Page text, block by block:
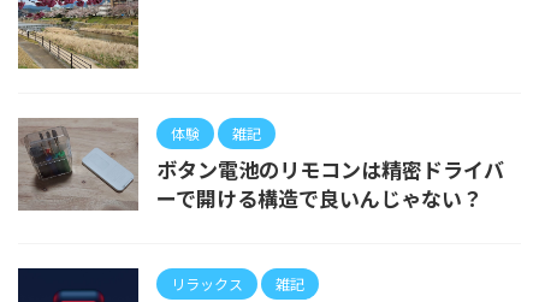
体験 雑記
ボタン電池のリモコンは精密ドライバ
ーで開ける構造で良いんじゃない？
リラックス 雑記